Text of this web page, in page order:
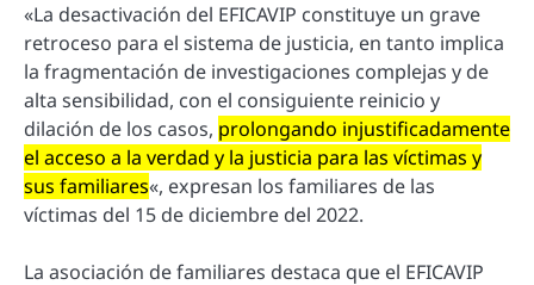
«La desactivación del EFICAVIP constituye un grave
retroceso para el sistema de justicia, en tanto implica
la fragmentación de investigaciones complejas y de
alta sensibilidad, con el consiguiente reinicio y
dilación de los casos, prolongando injustificadamente
el acceso a la verdad y la justicia para las víctimas y
sus familiares«, expresan los familiares de las
víctimas del 15 de diciembre del 2022.
La asociación de familiares destaca que el EFICAVIP